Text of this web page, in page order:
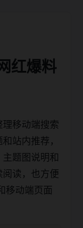
红爆料
移动端搜索
站内推荐，
题图说明和
读，也方便
移动端页面